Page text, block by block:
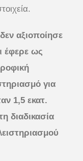
αξιοποίησε
έφερε ως
για
1,5 εκατ.
διαδικασία